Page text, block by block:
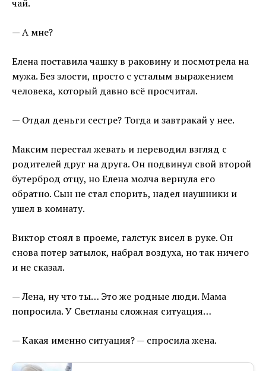
чай.
— А мне?
Елена поставила чашку в раковину и посмотрела на
мужа. Без злости, просто с усталым выражением
человека, который давно всё просчитал.
— Отдал деньги сестре? Тогда и завтракай у нее.
Максим перестал жевать и переводил взгляд с
родителей друг на друга. Он подвинул свой второй
бутерброд отцу, но Елена молча вернула его
обратно. Сын не стал спорить, надел наушники и
ушел в комнату.
Виктор стоял в проеме, галстук висел в руке. Он
снова потер затылок, набрал воздуха, но так ничего
и не сказал.
— Лена, ну что ты… Это же родные люди. Мама
попросила. У Светланы сложная ситуация…
— Какая именно ситуация? — спросила жена.